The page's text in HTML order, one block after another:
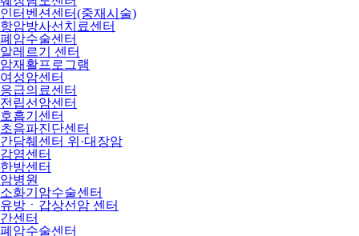
인터벤션센터(중재시술)
항암방사선치료센터
폐암수술센터
알레르기 센터
암재활프로그램
여성암센터
응급의료센터
전립선암센터
호흡기센터
초음파진단센터
간담췌센터 위·대장암
감염센터
한방센터
암병원
소화기암수술센터
유방ㆍ갑상선암 센터
간센터
폐암수술센터